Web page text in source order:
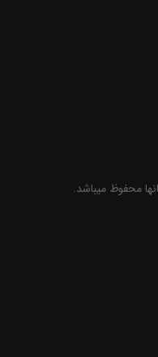
محفوظ میباشد.